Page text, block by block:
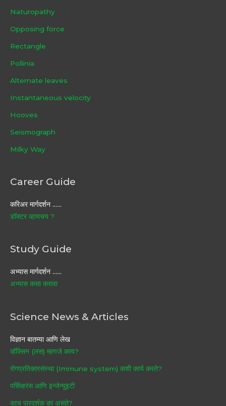
Naturopathy
Opposing force
Rectangle
Pollinia
Alternate leaves
Instantaneous velocity
Hooves
Seismograph
Milky Way
Career Guide
करिअर मार्गदर्शन ……
डॉक्टर व्हायचय ?
Study Guide
अभ्यास मार्गदर्शन ……
अभ्यास कसा करावा
Science News & Articles
विज्ञान बातम्या आणि लेख
व्हॅक्सिन (लस) म्हणजे काय?
रोगप्रतिकारसंस्था (Immune system) कशी कार्य करते?
पर्सिव्हरंस आणि इन्जेन्युइटी
काच पारदर्शक का असते?